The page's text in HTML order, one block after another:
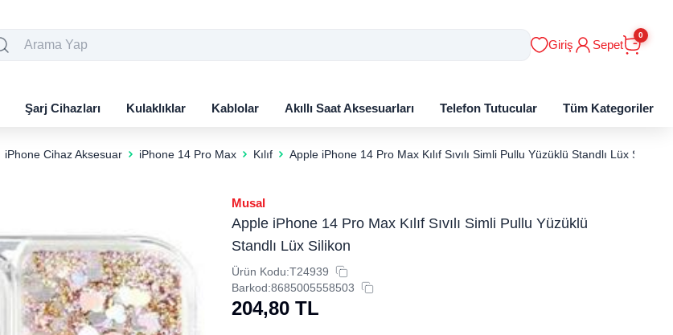
Giriş Sepet
0
Şarj Cihazları Kulaklıklar Kablolar Akıllı Saat Aksesuarları Telefon Tutucular Tüm Kategoriler
iPhone Cihaz Aksesuar iPhone 14 Pro Max Kılıf Apple iPhone 14 Pro Max Kılıf Sıvılı Simli Pullu Yüzüklü Standlı Lüx Silikon
Musal
Apple iPhone 14 Pro Max Kılıf Sıvılı Simli Pullu Yüzüklü
Standlı Lüx Silikon
Ürün Kodu:T24939
Barkod:8685005558503
204,80 TL